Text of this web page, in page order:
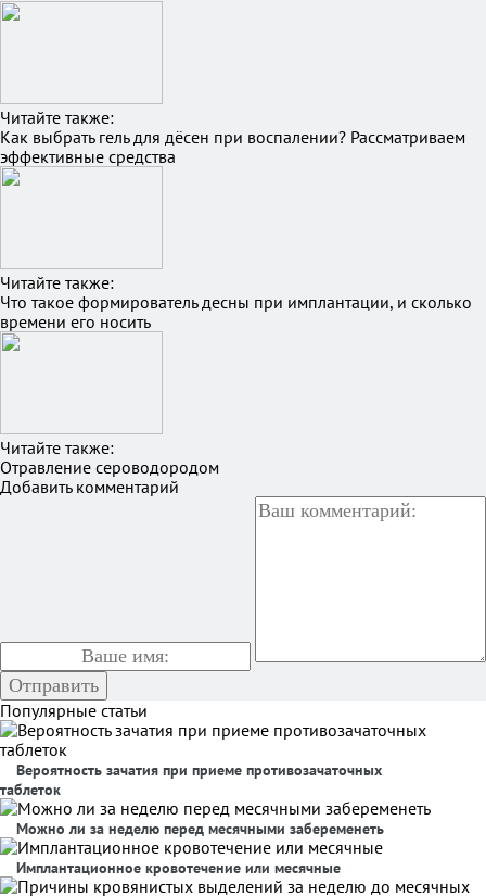
Читайте также:
Как выбрать гель для дёсен при воспалении? Рассматриваем
эффективные средства
Читайте также:
Что такое формирователь десны при имплантации, и сколько
времени его носить
Читайте также:
Отравление сероводородом
Добавить комментарий
Популярные статьи
Вероятность зачатия при приеме противозачаточных
таблеток
Можно ли за неделю перед месячными забеременеть
Имплантационное кровотечение или месячные